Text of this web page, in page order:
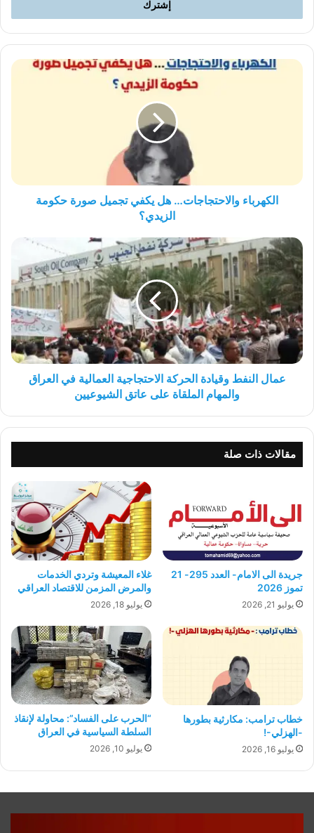
الكهرباء
الكهرباء والاحتجاجات… هل يكفي تجميل صورة حكومة
الزيدي؟
عمال
النفط
وقيادة
الحركة
الاحتجاجية
العمالية
في
العراق
والمهام
الملقاةعمال النفط وقيادة الحركة الاحتجاجية العمالية في العراق
والمهام الملقاة على عاتق الشيوعيين
مقالات ذات صلة
جريدة الى الامام- العدد 295- 21
تموز 2026
يوليو 21, 2026
غلاء المعيشة وتردي الخدمات
والمرض المزمن للاقتصاد العراقي
يوليو 18, 2026
خطاب ترامب: مكارثية بطورها
-الهزلي-!
يوليو 16, 2026
“الحرب على الفساد”: محاولة لإنقاذ
السلطة السياسية في العراق
يوليو 10, 2026